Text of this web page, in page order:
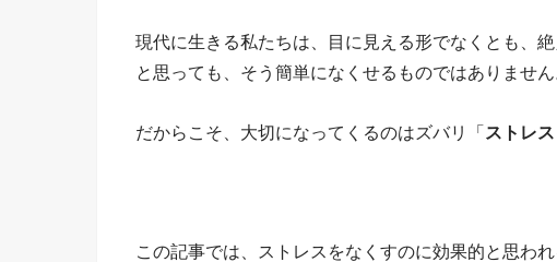
現代に生きる私たちは、目に見える形でなくとも、
と思っても、そう簡単になくせるものではありません
だからこそ、大切になってくるのはズバリ「ストレ
この記事では、ストレスをなくすのに効果的と思わ